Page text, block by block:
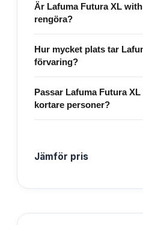
Är Lafuma Futura XL
rengöra?
Hur mycket plats tar
förvaring?
Passar Lafuma Futura
kortare personer?
Jämför pris